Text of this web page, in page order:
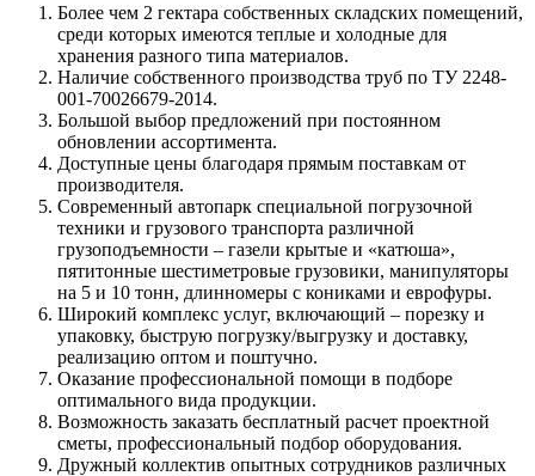
Более чем 2 гектара собственных складских помещений,
среди которых имеются теплые и холодные для
хранения разного типа материалов.
Наличие собственного производства труб по ТУ 2248-
001-70026679-2014.
Большой выбор предложений при постоянном
обновлении ассортимента.
Доступные цены благодаря прямым поставкам от
производителя.
Современный автопарк специальной погрузочной
техники и грузового транспорта различной
грузоподъемности – газели крытые и «катюша»,
пятитонные шестиметровые грузовики, манипуляторы
на 5 и 10 тонн, длинномеры с кониками и еврофуры.
Широкий комплекс услуг, включающий – порезку и
упаковку, быструю погрузку/выгрузку и доставку,
реализацию оптом и поштучно.
Оказание профессиональной помощи в подборе
оптимального вида продукции.
Возможность заказать бесплатный расчет проектной
сметы, профессиональный подбор оборудования.
Дружный коллектив опытных сотрудников различных